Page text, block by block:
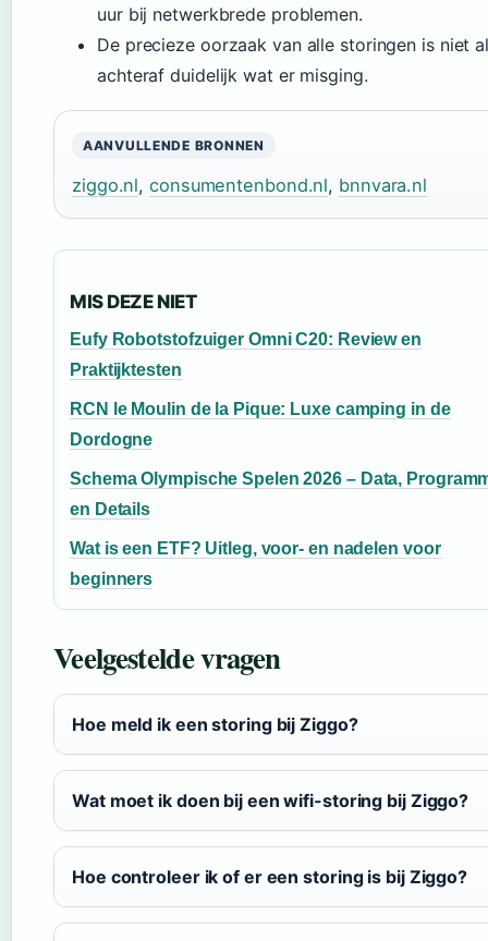
uur bij netwerkbrede problemen.
De precieze oorzaak van alle storingen is niet
achteraf duidelijk wat er misging.
AANVULLENDE BRONNEN
ziggo.nl,consumentenbond.nl, bnnvara.nl
MIS DEZE NIET
Eufy Robotstofzuiger Omni C20: Review en
Praktijktesten
RCN le Moulin de la Pique: Luxe camping in de
Dordogne
Schema Olympische Spelen 2026 – Data,
en Details
Wat is een ETF? Uitleg, voor- en nadelen voor
beginners
Veelgestelde vragen
Hoe meld ik een storing bij Ziggo?
Wat moet ik doen bij een wifi-storing bij Ziggo?
Hoe controleer ik of er een storing is bij Ziggo?